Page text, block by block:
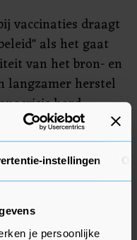
instellingen
je persoonlijke
vaccinaties draagt
als het gaat
van het bron- en
langzamer herstel
hard